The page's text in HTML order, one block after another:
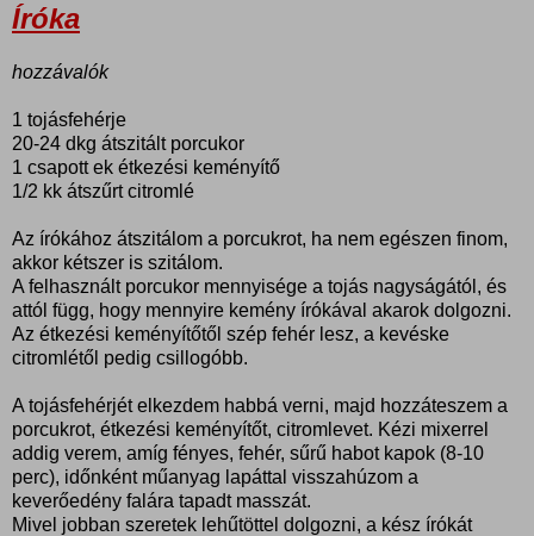
Íróka
hozzávalók
1 tojásfehérje
20-24 dkg átszitált porcukor
1 csapott ek étkezési keményítő
1/2 kk átszűrt citromlé
Az írókához átszitálom a porcukrot, ha nem egészen finom,
akkor kétszer is szitálom.
A felhasznált porcukor mennyisége a tojás nagyságától, és
attól függ, hogy mennyire kemény írókával akarok dolgozni.
Az étkezési keményítőtől szép fehér lesz, a kevéske
citromlétől pedig csillogóbb.
A tojásfehérjét elkezdem habbá verni, majd hozzáteszem a
porcukrot, étkezési keményítőt, citromlevet. Kézi mixerrel
addig verem, amíg fényes, fehér, sűrű habot kapok (8-10
perc), időnként műanyag lapáttal visszahúzom a
keverőedény falára tapadt masszát.
Mivel jobban szeretek lehűtöttel dolgozni, a kész írókát